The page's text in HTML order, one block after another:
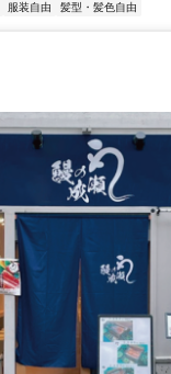
服装自由 髪型・髪色自由